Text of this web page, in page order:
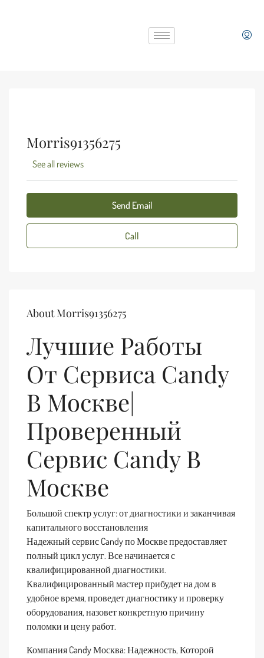
Morris91356275
See all reviews
Send Email
Call
About Morris91356275
Лучшие Работы
От Сервиса Candy
В Москве|
Проверенный
Сервис Candy В
Москве
Большой спектр услуг: от диагностики и заканчивая
капитального восстановления
Надежный сервис Candy по Москве предоставляет
полный цикл услуг. Все начинается с
квалифицированной диагностики.
Квалифицированный мастер прибудет на дом в
удобное время, проведет диагностику и проверку
оборудования, назовет конкретную причину
поломки и цену работ.
Компания Candy Москва: Надежность, Которой